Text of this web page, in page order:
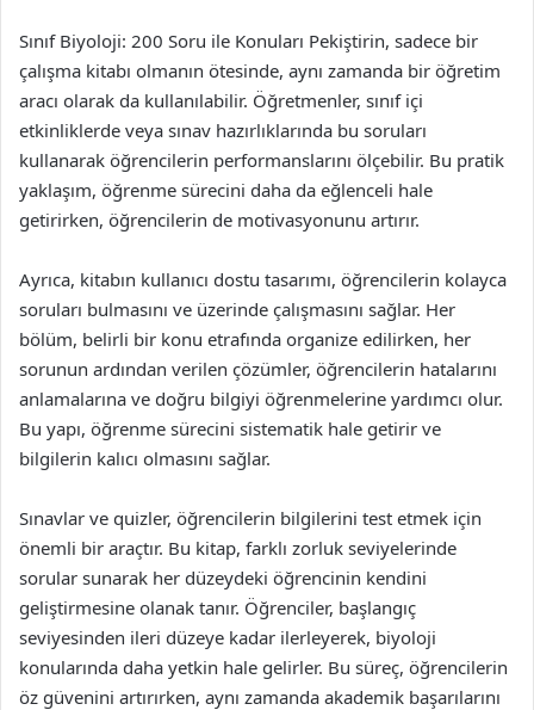
Sınıf Biyoloji: 200 Soru ile Konuları Pekiştirin, sadece bir
çalışma kitabı olmanın ötesinde, aynı zamanda bir öğretim
aracı olarak da kullanılabilir. Öğretmenler, sınıf içi
etkinliklerde veya sınav hazırlıklarında bu soruları
kullanarak öğrencilerin performanslarını ölçebilir. Bu pratik
yaklaşım, öğrenme sürecini daha da eğlenceli hale
getirirken, öğrencilerin de motivasyonunu artırır.
Ayrıca, kitabın kullanıcı dostu tasarımı, öğrencilerin kolayca
soruları bulmasını ve üzerinde çalışmasını sağlar. Her
bölüm, belirli bir konu etrafında organize edilirken, her
sorunun ardından verilen çözümler, öğrencilerin hatalarını
anlamalarına ve doğru bilgiyi öğrenmelerine yardımcı olur.
Bu yapı, öğrenme sürecini sistematik hale getirir ve
bilgilerin kalıcı olmasını sağlar.
Sınavlar ve quizler, öğrencilerin bilgilerini test etmek için
önemli bir araçtır. Bu kitap, farklı zorluk seviyelerinde
sorular sunarak her düzeydeki öğrencinin kendini
geliştirmesine olanak tanır. Öğrenciler, başlangıç
seviyesinden ileri düzeye kadar ilerleyerek, biyoloji
konularında daha yetkin hale gelirler. Bu süreç, öğrencilerin
öz güvenini artırırken, aynı zamanda akademik başarılarını